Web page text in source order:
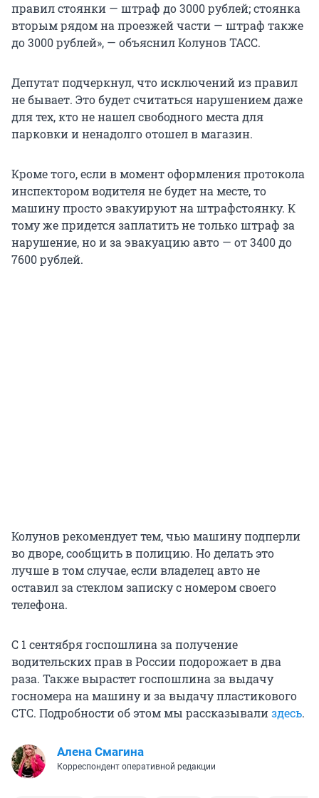
правил стоянки — штраф до3000 рублей; стоянка
вторым рядом на проезжей части — штраф также
до3000 рублей», — объяснил Колунов ТАСС.
Депутат подчеркнул, что исключений из правил
не бывает. Это будет считаться нарушением даже
для тех, кто не нашел свободного места для
парковки и ненадолго отошел в магазин.
Кроме того, если в момент оформления протокола
инспектором водителя не будет на месте, то
машину просто эвакуируют на штрафстоянку. К
тому же придется заплатить не только штраф за
нарушение, но и за эвакуацию авто — от 3400 до
7600 рублей.
Колунов рекомендует тем, чью машину подперли
во дворе, сообщить в полицию. Но делать это
лучше в том случае, если владелец авто не
оставил за стеклом записку с номером своего
телефона.
С 1 сентября госпошлина за получение
водительских прав в России подорожает в два
раза. Также вырастет госпошлина за выдачу
госномера на машину и за выдачу пластикового
СТС. Подробности об этом мы рассказывализдесь.
Алена Смагина
Корреспондент оперативной редакции